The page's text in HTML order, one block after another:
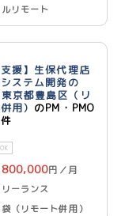
リモート
支援】生保代理店
ステム開発の
東京都豊島区（リ
用） のPM・PMO
800,000円／月
ーランス
（リモート併用）